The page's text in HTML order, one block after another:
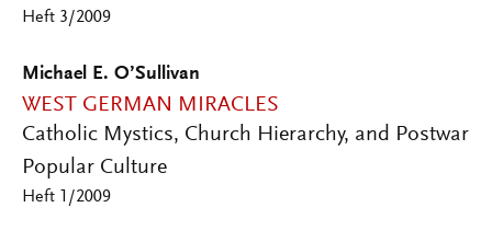
Heft 3/2009
Michael E. O’Sullivan
WEST GERMAN MIRACLES
Catholic Mystics, Church Hierarchy, and Postwar
Popular Culture
Heft 1/2009